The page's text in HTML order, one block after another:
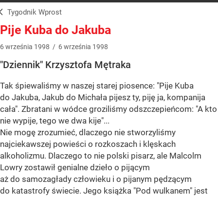
Tygodnik Wprost
Pije Kuba do Jakuba
6września 1998 / 6września 1998
"Dziennik" Krzysztofa Mętraka
Tak śpiewaliśmy w naszej starej piosence: "Pije Kuba
do Jakuba, Jakub do Michała pijesz ty, piję ja, kompanija
cała". Zbratani w wódce groziliśmy odszczepieńcom: "A kto
nie wypije, tego we dwa kije"...
Nie mogę zrozumieć, dlaczego nie stworzyliśmy
najciekawszej powieści o rozkoszach i klęskach
alkoholizmu. Dlaczego to nie polski pisarz, ale Malcolm
Lowry zostawił genialne dzieło o pijącym
aż do samozagłady człowieku i o pijanym pędzącym
do katastrofy świecie. Jego książka "Pod wulkanem" jest